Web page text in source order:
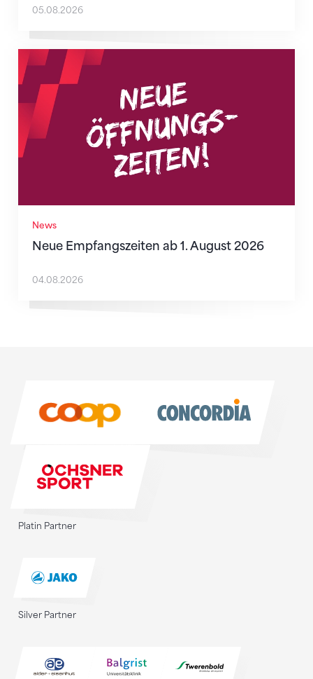
05.08.2026
News
Neue Empfangszeiten ab 1. August 2026
Neue Empfangszeiten ab 1. August 2026
04.08.2026
Platin Partner
Silver Partner